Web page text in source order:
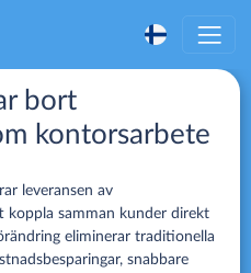
bort
kontorsarbete
leveransen av
koppla samman kunder direkt
eliminerar traditionella
snabbare